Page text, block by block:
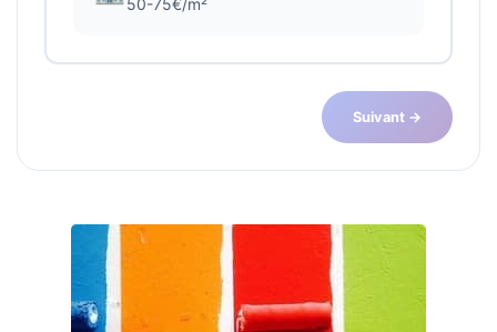
50-75€/m²
Suivant →